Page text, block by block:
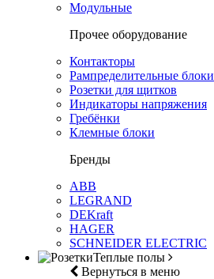
Модульные
Прочее оборудование
Контакторы
Рампределительные блоки
Розетки для щитков
Индикаторы напряжения
Гребёнки
Клемные блоки
Бренды
ABB
LEGRAND
DEKraft
HAGER
SCHNEIDER ELECTRIC
Теплые полы
Вернуться в меню